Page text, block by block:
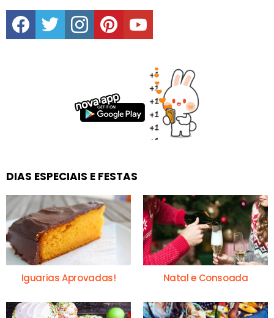
facebooktwitter instagrampinterestyoutube
DIAS ESPECIAIS E FESTAS
Iguarias Aprovadas! Natal e Consoada